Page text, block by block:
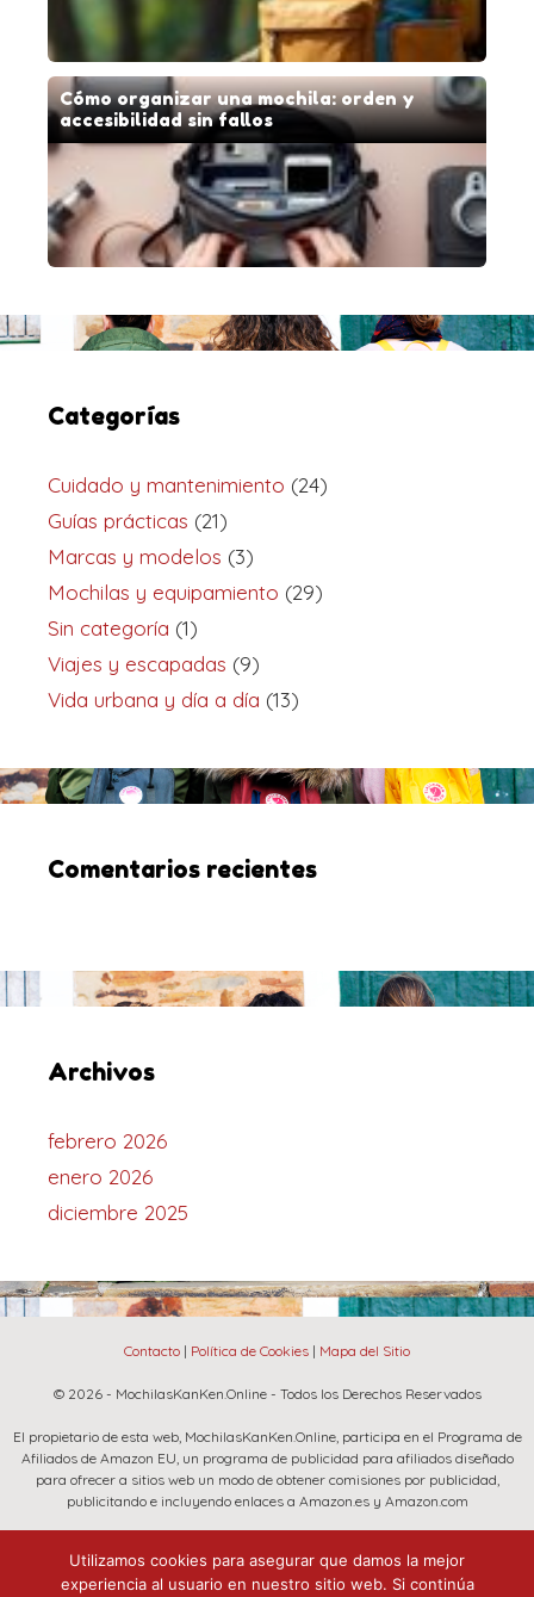
Cómo organizar una mochila: orden y
accesibilidad sin fallos
Categorías
Cuidado y mantenimiento (24)
Guías prácticas (21)
Marcas y modelos (3)
Mochilas y equipamiento (29)
Sin categoría (1)
Viajes y escapadas (9)
Vida urbana y día a día (13)
Comentarios recientes
Archivos
febrero 2026
enero 2026
diciembre 2025
Contacto | Política de Cookies | Mapa del Sitio
© 2026 - MochilasKanKen.Online - Todos los Derechos Reservados
El propietario de esta web, MochilasKanKen.Online, participa en el Programa de
Afiliados de Amazon EU, un programa de publicidad para afiliados diseñado
para ofrecer a sitios web un modo de obtener comisiones por publicidad,
publicitando e incluyendo enlaces a Amazon.es y Amazon.com
Amazon.com, Inc. o sus afiliados.
Utilizamos cookies para asegurar que damos la mejor
experiencia al usuario en nuestro sitio web. Si continúa